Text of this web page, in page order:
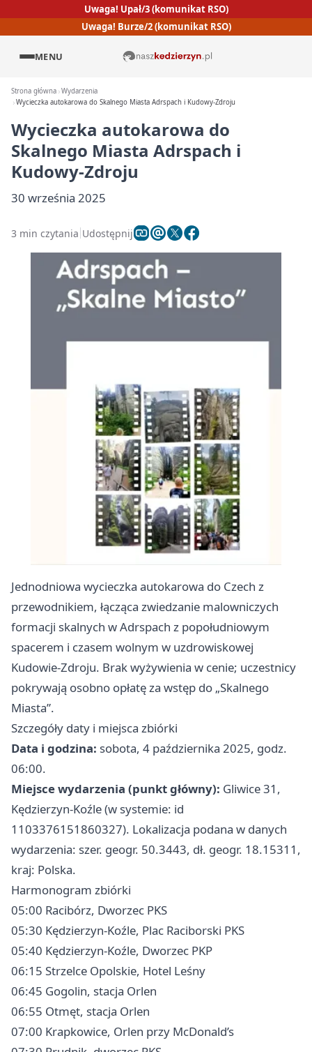
Uwaga! Upał/3 (komunikat RSO)
Uwaga! Burze/2 (komunikat RSO)
MENU
Strona główna Wydarzenia
Wycieczka autokarowa do Skalnego Miasta Adrspach i Kudowy-Zdroju
Wycieczka autokarowa do
Skalnego Miasta Adrspach i
Kudowy-Zdroju
30 września 2025
3 min czytania Udostępnij
Jednodniowa wycieczka autokarowa do Czech z
przewodnikiem, łącząca zwiedzanie malowniczych
formacji skalnych w Adrspach z popołudniowym
spacerem i czasem wolnym w uzdrowiskowej
Kudowie-Zdroju. Brak wyżywienia w cenie; uczestnicy
pokrywają osobno opłatę za wstęp do „Skalnego
Miasta”.
Szczegóły daty i miejsca zbiórki
Data i godzina: sobota, 4 października 2025, godz.
06:00.
Miejsce wydarzenia (punkt główny): Gliwice 31,
Kędzierzyn-Koźle (w systemie: id
1103376151860327). Lokalizacja podana w danych
wydarzenia: szer. geogr. 50.3443, dł. geogr. 18.15311,
kraj: Polska.
Harmonogram zbiórki
05:00 Racibórz, Dworzec PKS
05:30 Kędzierzyn-Koźle, Plac Raciborski PKS
05:40 Kędzierzyn-Koźle, Dworzec PKP
06:15 Strzelce Opolskie, Hotel Leśny
06:45 Gogolin, stacja Orlen
06:55 Otmęt, stacja Orlen
07:00 Krapkowice, Orlen przy McDonald’s